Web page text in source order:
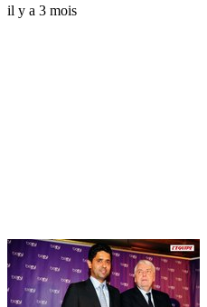
il y a 3 mois